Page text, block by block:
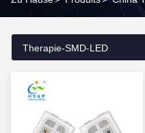
Therapie-SMD-LED